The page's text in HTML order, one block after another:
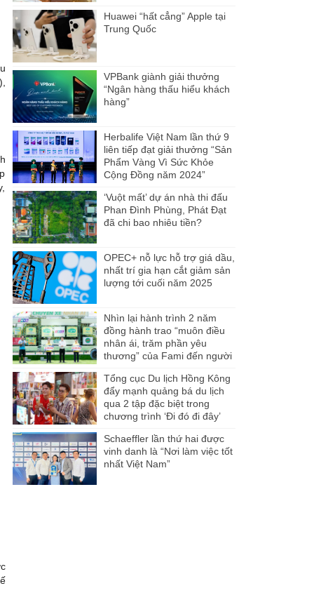
Huawei “hất cẳng” Apple tại
Trung Quốc
VPBank giành giải thưởng
“Ngân hàng thấu hiểu khách
hàng”
Herbalife Việt Nam lần thứ 9
liên tiếp đạt giải thưởng “Sản
Phẩm Vàng Vì Sức Khỏe
Cộng Đồng năm 2024”
‘Vuột mất’ dự án nhà thi đấu
Phan Đình Phùng, Phát Đạt
đã chi bao nhiêu tiền?
OPEC+ nỗ lực hỗ trợ giá dầu,
nhất trí gia hạn cắt giảm sản
lượng tới cuối năm 2025
Nhìn lại hành trình 2 năm
đồng hành trao “muôn điều
nhân ái, trăm phần yêu
thương” của Fami đến người
Tổng cục Du lịch Hồng Kông
đẩy mạnh quảng bá du lịch
qua 2 tập đặc biệt trong
chương trình ‘Đi đó đi đây’
Schaeffler lần thứ hai được
vinh danh là “Nơi làm việc tốt
nhất Việt Nam”